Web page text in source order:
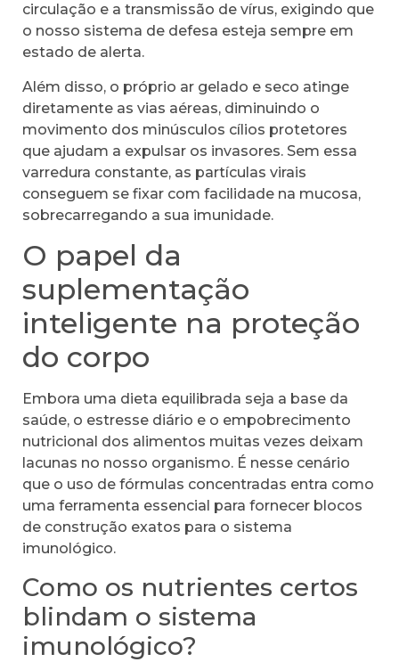
circulação e a transmissão de vírus, exigindo que
o nosso sistema de defesa esteja sempre em
estado de alerta.
Além disso, o próprio ar gelado e seco atinge
diretamente as vias aéreas, diminuindo o
movimento dos minúsculos cílios protetores
que ajudam a expulsar os invasores. Sem essa
varredura constante, as partículas virais
conseguem se fixar com facilidade na mucosa,
sobrecarregando a sua imunidade.
O papel da
suplementação
inteligente na proteção
do corpo
Embora uma dieta equilibrada seja a base da
saúde, o estresse diário e o empobrecimento
nutricional dos alimentos muitas vezes deixam
lacunas no nosso organismo. É nesse cenário
que o uso de fórmulas concentradas entra como
uma ferramenta essencial para fornecer blocos
de construção exatos para o sistema
imunológico.
Como os nutrientes certos
blindam o sistema
imunológico?